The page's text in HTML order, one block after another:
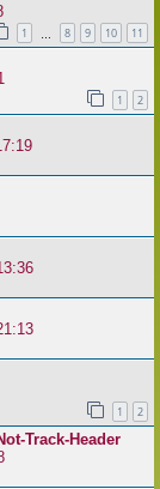
1 8 9 10 11
1 2
1 2
Track-Header